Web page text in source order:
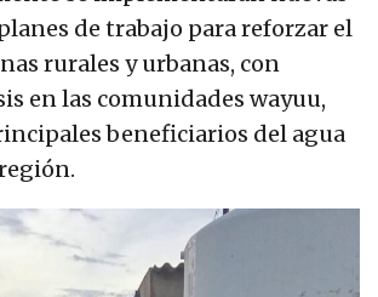
de trabajo para reforzar el
rurales y urbanas, con
en las comunidades wayuu,
beneficiarios del agua